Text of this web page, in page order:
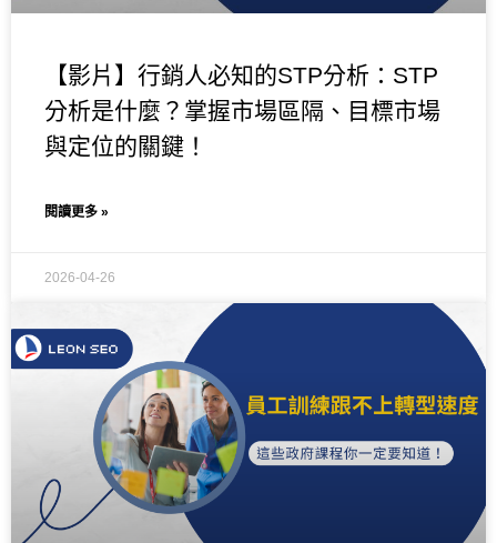
【影片】行銷人必知的STP分析：STP
分析是什麼？掌握市場區隔、目標市場
與定位的關鍵！
閱讀更多 »
2026-04-26